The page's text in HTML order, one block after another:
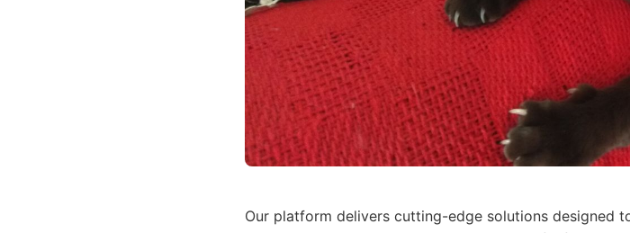
Our platform delivers cutting-edge solutions designed